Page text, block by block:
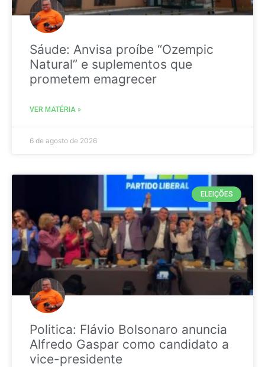
Sáude: Anvisa proíbe “Ozempic
Natural” e suplementos que
prometem emagrecer
VER MATÉRIA »
6 de agosto de 2026
ELEIÇÕES
Politica: Flávio Bolsonaro anuncia
Alfredo Gaspar como candidato a
vice-presidente